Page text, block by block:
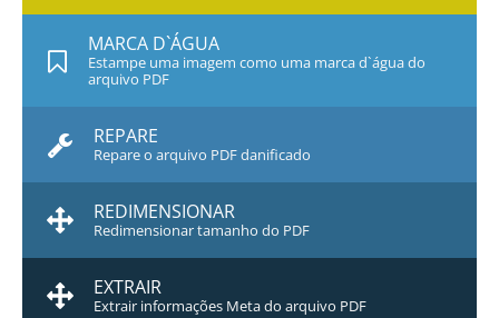
MARCA D`ÁGUA
Estampe uma imagem como uma marca d`água do
arquivo PDF
REPARE
Repare o arquivo PDF danificado
REDIMENSIONAR
Redimensionar tamanho do PDF
EXTRAIR
Extrair informações Meta do arquivo PDF